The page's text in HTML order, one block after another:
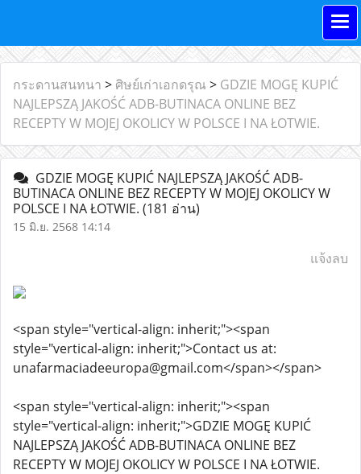
กระดานสนทนา > ศิษย์เก่าเอกดรุณ > GDZIE MOGĘ KUPIĆ
NAJLEPSZĄ JAKOŚĆ ADB-BUTINACA ONLINE BEZ
RECEPTY W MOJEJ OKOLICY W POLSCE I NA ŁOTWIE.
GDZIE MOGĘ KUPIĆ NAJLEPSZĄ JAKOŚĆ ADB-
BUTINACA ONLINE BEZ RECEPTY W MOJEJ OKOLICY W
POLSCE I NA ŁOTWIE. (181 อ่าน)
15 มิ.ย. 2568 14:14
แจ้งลบ
<span style="vertical-align: inherit;"><span
style="vertical-align: inherit;">Contact us at:
unafarmaciadeeuropa@gmail.com</span></span>
<span style="vertical-align: inherit;"><span
style="vertical-align: inherit;">GDZIE MOGĘ KUPIĆ
NAJLEPSZĄ JAKOŚĆ ADB-BUTINACA ONLINE BEZ
RECEPTY W MOJEJ OKOLICY W POLSCE I NA ŁOTWIE.